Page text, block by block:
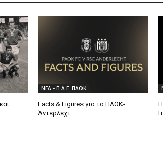
ΝΕΑ - Π.Α.Ε. ΠΑΟΚ
Facts & Figures για το ΠΑΟΚ-
Άντερλεχτ